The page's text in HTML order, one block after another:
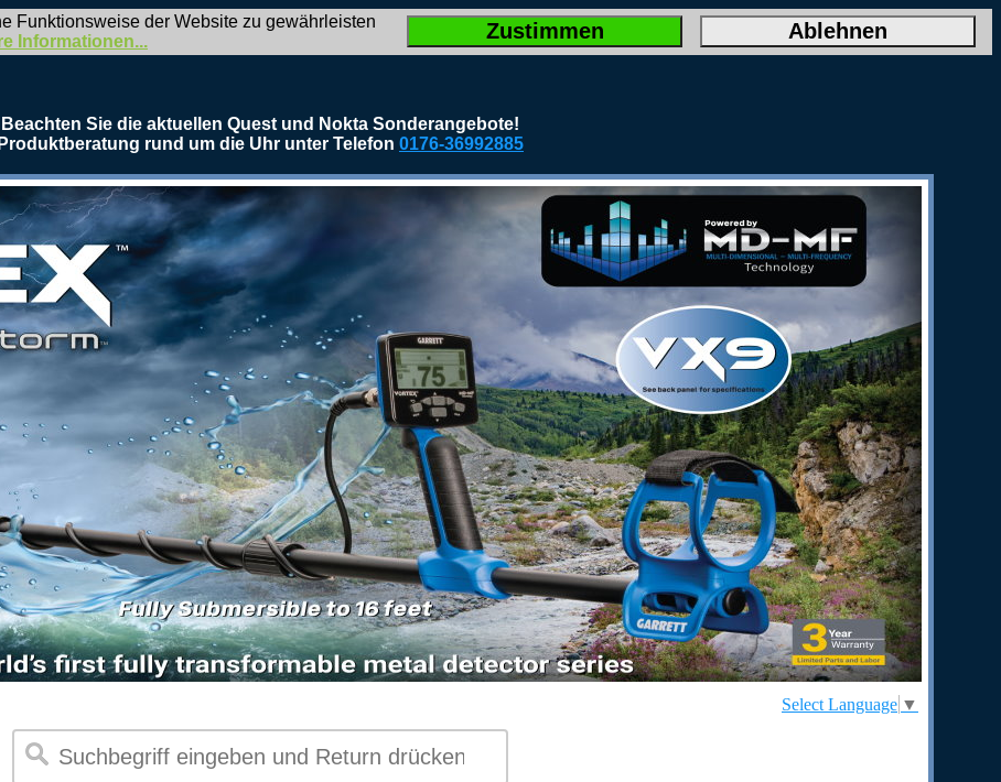
Funktionsweise der Website zu gewährleisten
Informationen... Zustimmen Ablehnen
Beachten Sie die aktuellen Quest und Nokta Sonderangebote!
Produktberatung rund um die Uhr unter Telefon 0176-36992885
Select Language ▼